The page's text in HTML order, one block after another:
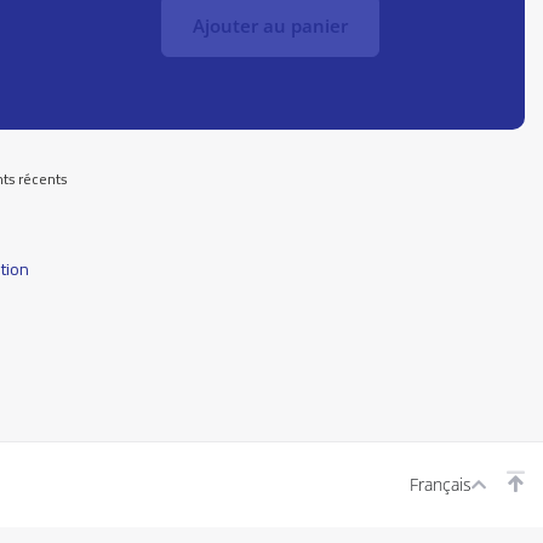
Ajouter au panier
récents
Français